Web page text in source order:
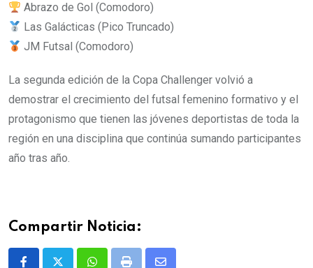
Abrazo de Gol (Comodoro)
Las Galácticas (Pico Truncado)
JM Futsal (Comodoro)
La segunda edición de la Copa Challenger volvió a
demostrar el crecimiento del futsal femenino formativo y el
protagonismo que tienen las jóvenes deportistas de toda la
región en una disciplina que continúa sumando participantes
año tras año.
Compartir Noticia: